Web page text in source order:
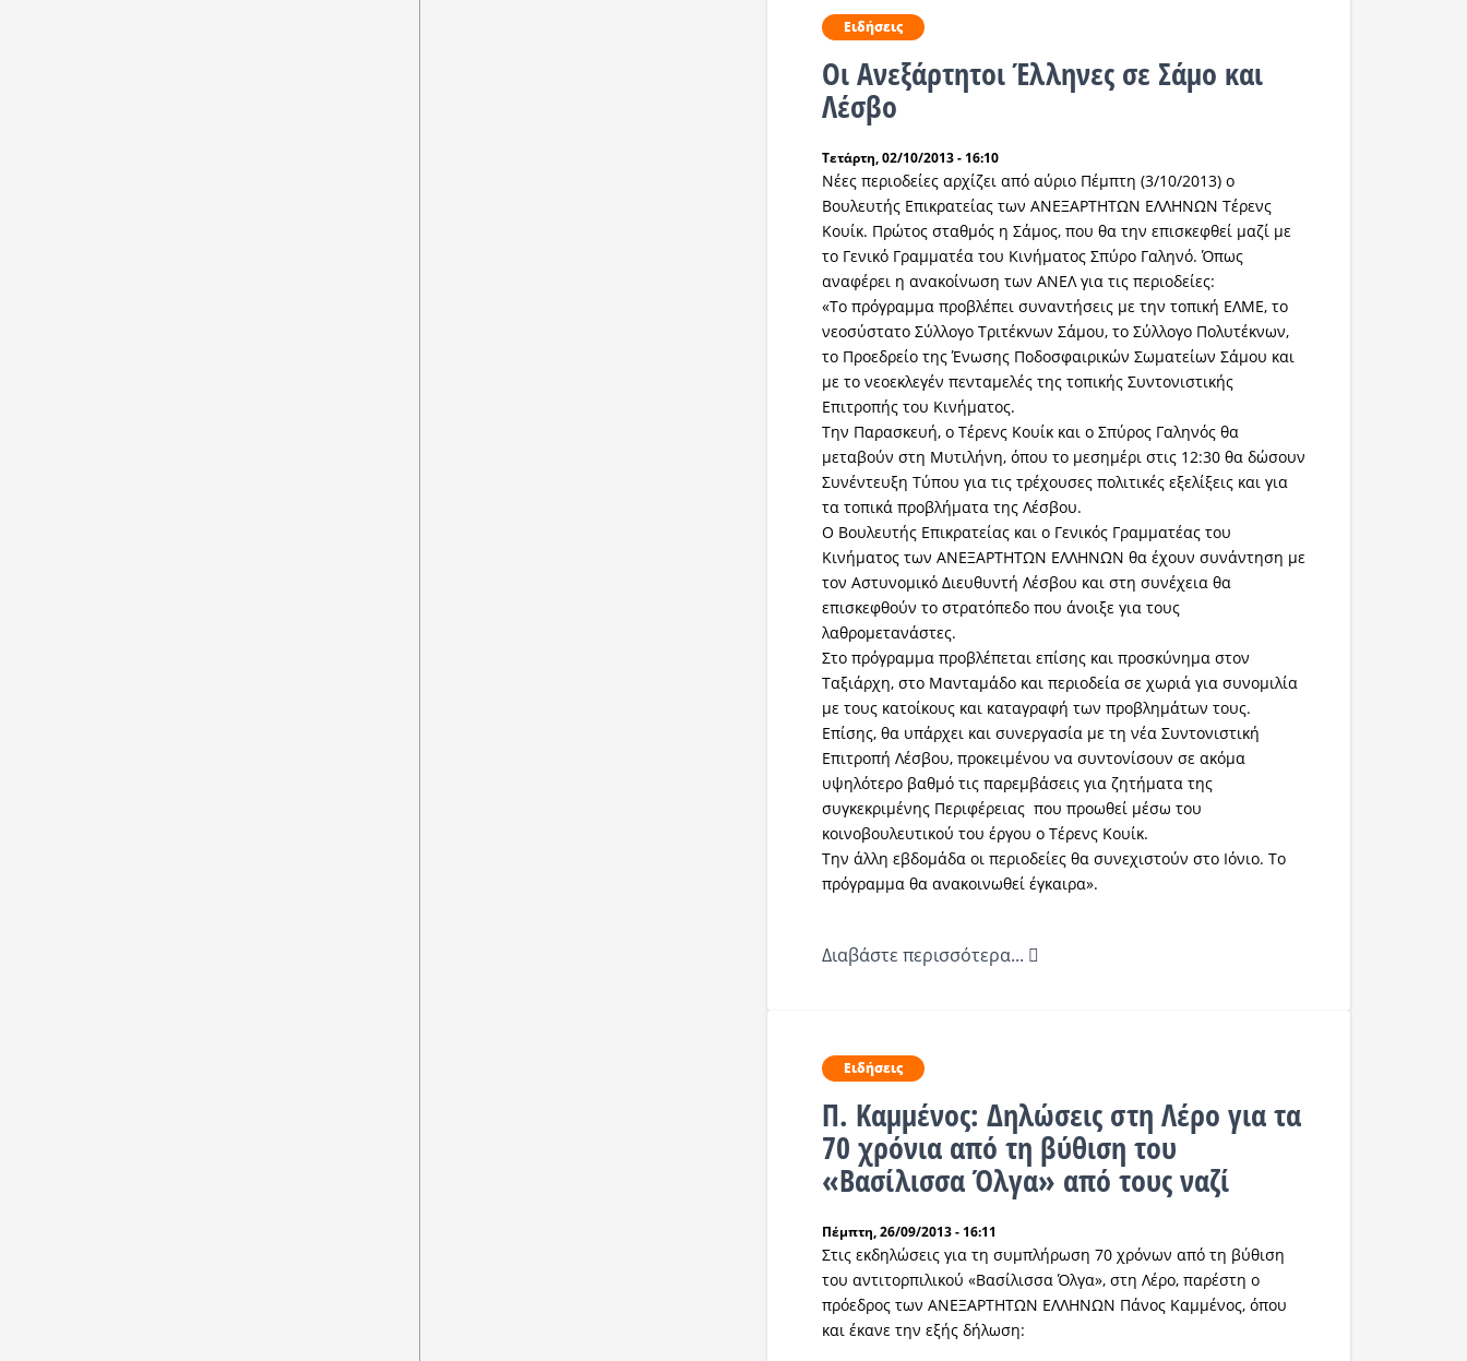
Ειδήσεις
Οι Ανεξάρτητοι Έλληνες σε Σάμο και
Λέσβο
Τετάρτη, 02/10/2013 - 16:10
Νέες περιοδείες αρχίζει από αύριο Πέμπτη (3/10/2013) ο
Βουλευτής Επικρατείας των ΑΝΕΞΑΡΤΗΤΩΝ ΕΛΛΗΝΩΝ Τέρενς
Κουίκ. Πρώτος σταθμός η Σάμος, που θα την επισκεφθεί μαζί με
το Γενικό Γραμματέα του Κινήματος Σπύρο Γαληνό. Όπως
αναφέρει η ανακοίνωση των ΑΝΕΛ για τις περιοδείες:
«Το πρόγραμμα προβλέπει συναντήσεις με την τοπική ΕΛΜΕ, το
νεοσύστατο Σύλλογο Τριτέκνων Σάμου, το Σύλλογο Πολυτέκνων,
το Προεδρείο της Ένωσης Ποδοσφαιρικών Σωματείων Σάμου και
με το νεοεκλεγέν πενταμελές της τοπικής Συντονιστικής
Επιτροπής του Κινήματος.
Την Παρασκευή, ο Τέρενς Κουίκ και ο Σπύρος Γαληνός θα
μεταβούν στη Μυτιλήνη, όπου το μεσημέρι στις 12:30 θα δώσουν
Συνέντευξη Τύπου για τις τρέχουσες πολιτικές εξελίξεις και για
τα τοπικά προβλήματα της Λέσβου.
Ο Βουλευτής Επικρατείας και ο Γενικός Γραμματέας του
Κινήματος των ΑΝΕΞΑΡΤΗΤΩΝ ΕΛΛΗΝΩΝ θα έχουν συνάντηση με
τον Αστυνομικό Διευθυντή Λέσβου και στη συνέχεια θα
επισκεφθούν το στρατόπεδο που άνοιξε για τους
λαθρομετανάστες.
Στο πρόγραμμα προβλέπεται επίσης και προσκύνημα στον
Ταξιάρχη, στο Μανταμάδο και περιοδεία σε χωριά για συνομιλία
με τους κατοίκους και καταγραφή των προβλημάτων τους.
Επίσης, θα υπάρχει και συνεργασία με τη νέα Συντονιστική
Επιτροπή Λέσβου, προκειμένου να συντονίσουν σε ακόμα
υψηλότερο βαθμό τις παρεμβάσεις για ζητήματα της
συγκεκριμένης Περιφέρειας που προωθεί μέσω του
κοινοβουλευτικού του έργου ο Τέρενς Κουίκ.
Την άλλη εβδομάδα οι περιοδείες θα συνεχιστούν στο Ιόνιο. Το
πρόγραμμα θα ανακοινωθεί έγκαιρα».
Διαβάστε περισσότερα...
Ειδήσεις
Π. Καμμένος: Δηλώσεις στη Λέρο για τα
70 χρόνια από τη βύθιση του
«Βασίλισσα Όλγα» από τους ναζί
Πέμπτη, 26/09/2013 - 16:11
Στις εκδηλώσεις για τη συμπλήρωση 70 χρόνων από τη βύθιση
του αντιτορπιλικού «Βασίλισσα Όλγα», στη Λέρο, παρέστη ο
πρόεδρος των ΑΝΕΞΑΡΤΗΤΩΝ ΕΛΛΗΝΩΝ Πάνος Καμμένος, όπου
και έκανε την εξής δήλωση: